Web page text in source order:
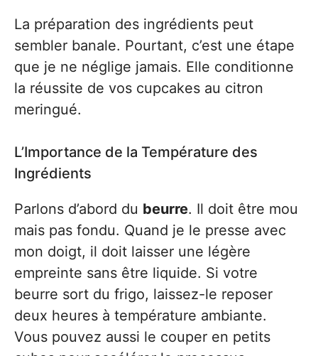
La préparation des ingrédients peut
sembler banale. Pourtant, c’est une étape
que je ne néglige jamais. Elle conditionne
la réussite de vos cupcakes au citron
meringué.
L’Importance de la Température des
Ingrédients
Parlons d’abord du beurre. Il doit être mou
mais pas fondu. Quand je le presse avec
mon doigt, il doit laisser une légère
empreinte sans être liquide. Si votre
beurre sort du frigo, laissez-le reposer
deux heures à température ambiante.
Vous pouvez aussi le couper en petits